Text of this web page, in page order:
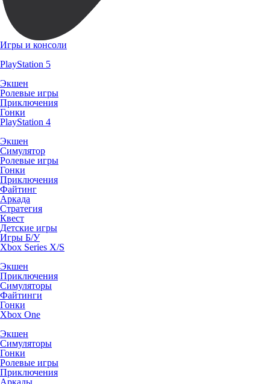
Игры и консоли
PlayStation 5
Экшен
Ролевые игры
Приключения
Гонки
PlayStation 4
Экшен
Симулятор
Ролевые игры
Гонки
Приключения
Файтинг
Аркада
Стратегия
Квест
Детские игры
Игры Б/У
Xbox Series X/S
Экшен
Приключения
Симуляторы
Файтинги
Гонки
Xbox One
Экшен
Симуляторы
Гонки
Ролевые игры
Приключения
Аркады